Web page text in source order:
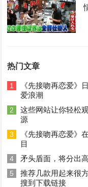
热门文章
1
《先接吻再恋爱》
爱浪潮
2
这些网站让你轻松
源
3
《先接吻再恋爱》
目
4 矛头盾面，将分出
5
推荐几款用起来很
搜到下载链接